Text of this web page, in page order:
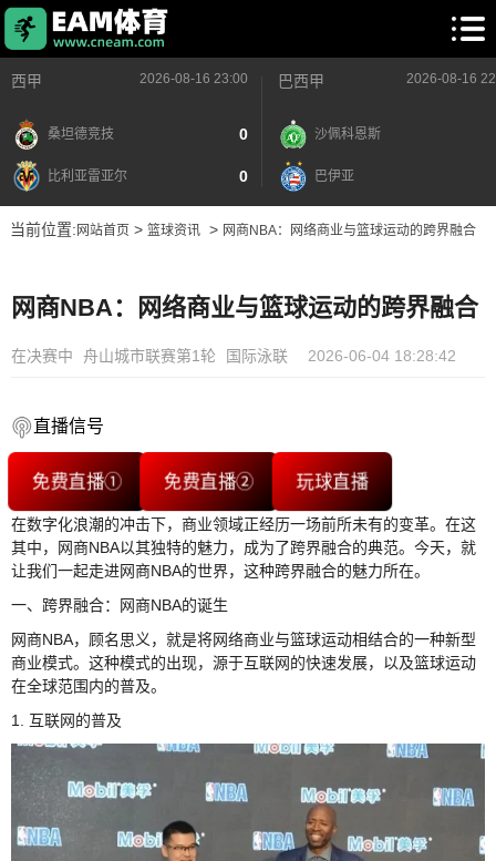
西甲 2026-08-16 23:00
桑坦德竞技 0
比利亚雷亚尔 0
巴西甲 2026-08-16
沙佩科恩斯
巴伊亚
当前位置: 网站首页> 篮球资讯> 网商NBA：网络商业与篮球运动的跨界融合
网商NBA：网络商业与篮球运动的跨界融合
在决赛中 舟山城市联赛第1轮 国际泳联 2026-06-04 18:28:42
直播信号
免费直播① 免费直播② 玩球直播
在数字化浪潮的冲击下，商业领域正经历一场前所未有的变革。在这
其中，网商NBA以其独特的魅力，成为了跨界融合的典范。今天，就
让我们一起走进网商NBA的世界，这种跨界融合的魅力所在。
一、跨界融合：网商NBA的诞生
网商NBA，顾名思义，就是将网络商业与篮球运动相结合的一种新型
商业模式。这种模式的出现，源于互联网的快速发展，以及篮球运动
在全球范围内的普及。
1. 互联网的普及